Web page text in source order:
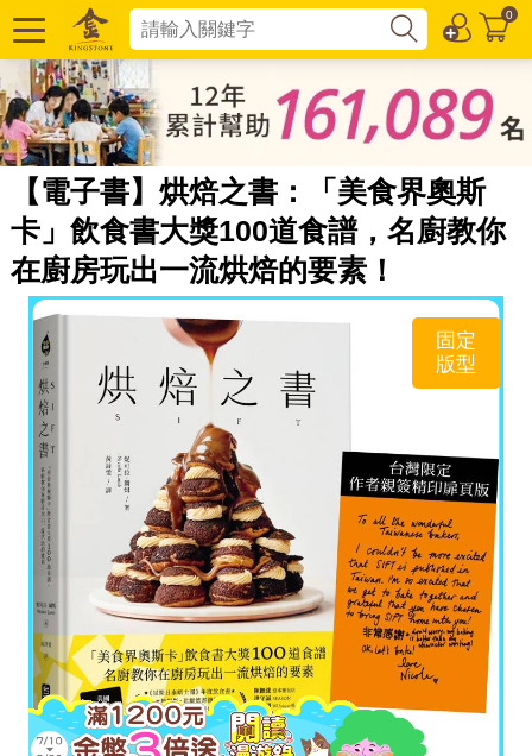
0
【電子書】烘焙之書：「美食界奧斯
卡」飲食書大獎100道食譜，名廚教你
在廚房玩出一流烘焙的要素！
固定
版型